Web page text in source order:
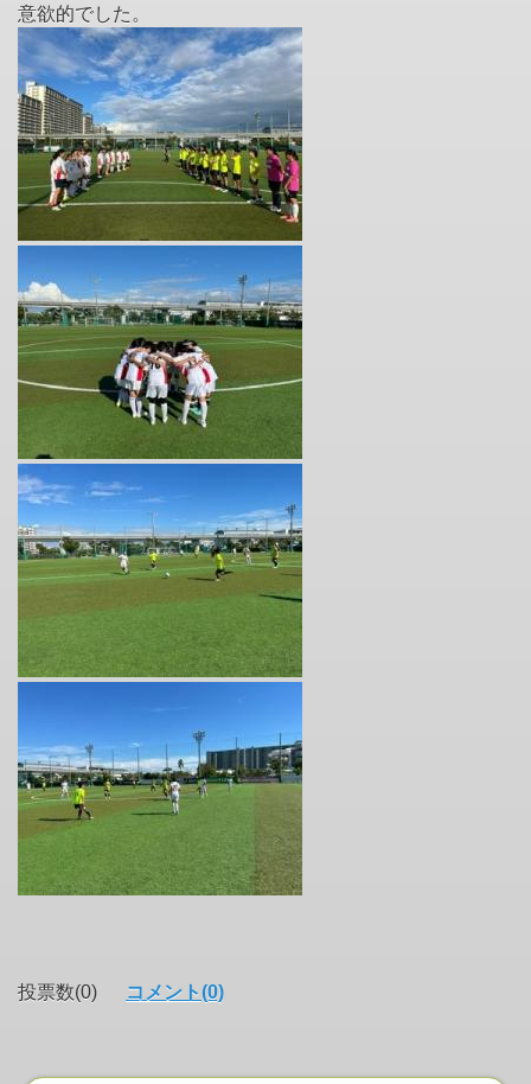
意欲的でした。
投票数(0) コメント(0)